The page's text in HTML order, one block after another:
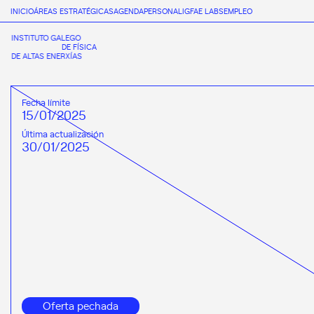
INICIOÁREAS ESTRATÉGICASAGENDAPERSONALIGFAE LABSEMPLEO
INSTITUTO GALEGO
DE FÍSICA
DE ALTAS ENERXÍAS
Fecha límite
15/01/2025
Última actualización
30/01/2025
Oferta pechada